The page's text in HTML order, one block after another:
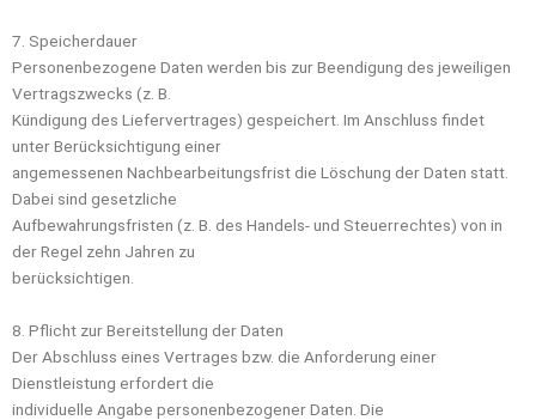
7. Speicherdauer
Personenbezogene Daten werden bis zur Beendigung des jeweiligen
Vertragszwecks (z. B.
Kündigung des Liefervertrages) gespeichert. Im Anschluss findet
unter Berücksichtigung einer
angemessenen Nachbearbeitungsfrist die Löschung der Daten statt.
Dabei sind gesetzliche
Aufbewahrungsfristen (z. B. des Handels- und Steuerrechtes) von in
der Regel zehn Jahren zu
berücksichtigen.
8. Pflicht zur Bereitstellung der Daten
Der Abschluss eines Vertrages bzw. die Anforderung einer
Dienstleistung erfordert die
individuelle Angabe personenbezogener Daten. Die